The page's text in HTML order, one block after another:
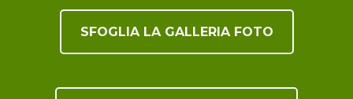
SFOGLIA LA GALLERIA FOTO